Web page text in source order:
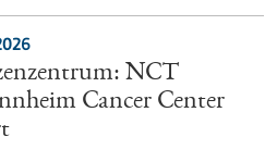
NCT
Cancer Center